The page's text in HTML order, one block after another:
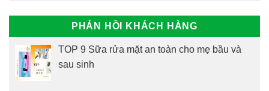
PHẢN HỒI KHÁCH HÀNG
TOP 9 Sữa rửa mặt an toàn cho mẹ bầu và
sau sinh